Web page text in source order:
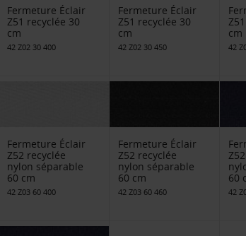
Fermeture Éclair
Z51 recyclée 30
cm
42 Z02 30 400
Fermeture Éclair
Z51 recyclée 30
cm
42 Z02 30 450
cm
42
Fermeture Éclair
Z52 recyclée
nylon séparable
60 cm
42 Z03 60 400
Fermeture Éclair
Z52 recyclée
nylon séparable
60 cm
42 Z03 60 460
60
42